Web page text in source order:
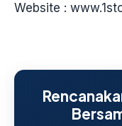
Website :